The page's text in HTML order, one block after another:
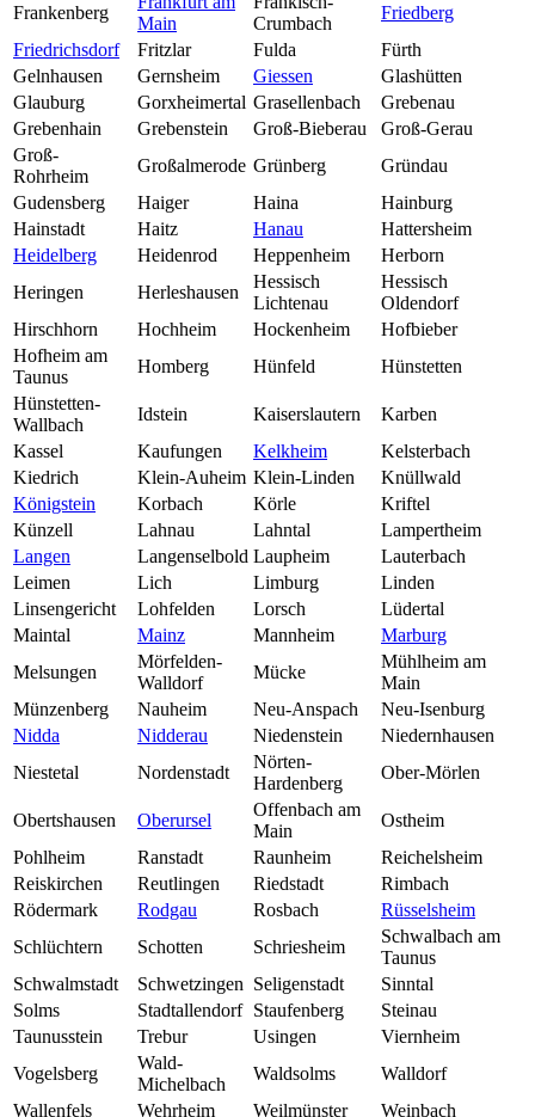
Frankenberg
Main
Crumbach
Friedberg
Friedrichsdorf
Fritzlar Fulda
Fürth
Gelnhausen
Gernsheim Giessen
Glashütten
Glauburg
Gorxheimertal Grasellenbach
Grebenau
Grebenhain
Grebenstein Groß-Bieberau
Groß-Gerau
Groß-
Rohrheim
Großalmerode Grünberg
Gründau
Gudensberg
Haiger Haina
Hainburg
Hainstadt
Haitz Hanau
Hattersheim
Heidelberg
Heidenrod Heppenheim
Herborn
Heringen
Herleshausen
Hessisch
Lichtenau
Hessisch
Oldendorf
Hirschhorn
Hochheim Hockenheim
Hofbieber
Hofheim am
Taunus
Homberg Hünfeld
Hünstetten
Hünstetten-
Wallbach
Idstein Kaiserslautern
Karben
Kassel
Kaufungen Kelkheim
Kelsterbach
Kiedrich
Klein-Auheim Klein-Linden
Knüllwald
Königstein
Korbach Körle
Kriftel
Künzell
Lahnau Lahntal
Lampertheim
Langen
Langenselbold Laupheim
Lauterbach
Leimen
Lich Limburg
Linden
Linsengericht
Lohfelden Lorsch
Lüdertal
Maintal
Mainz Mannheim
Marburg
Melsungen
Mörfelden-
Walldorf
Mücke
Mühlheim am
Main
Münzenberg
Nauheim Neu-Anspach
Neu-Isenburg
Nidda
Nidderau Niedenstein
Niedernhausen
Niestetal
Nordenstadt
Nörten-
Hardenberg
Ober-Mörlen
Obertshausen Oberursel
Offenbach am
Main
Ostheim
Pohlheim
Ranstadt Raunheim
Reichelsheim
Reiskirchen
Reutlingen Riedstadt
Rimbach
Rödermark
Rodgau Rosbach
Rüsselsheim
Schlüchtern
Schotten Schriesheim
Schwalbach am
Taunus
Schwalmstadt
Schwetzingen Seligenstadt
Sinntal
Solms
Stadtallendorf Staufenberg
Steinau
Taunusstein
Trebur Usingen
Viernheim
Vogelsberg
Wald-
Michelbach
Waldsolms
Walldorf
Wallenfels
Wehrheim Weilmünster Weinbach